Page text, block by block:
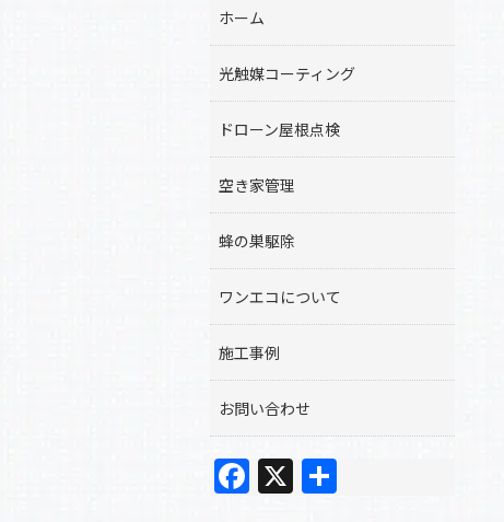
ホーム
光触媒コーティング
ドローン屋根点検
空き家管理
蜂の巣駆除
ワンエコについて
施工事例
お問い合わせ
F X